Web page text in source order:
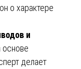
о характере
и
основе
делает